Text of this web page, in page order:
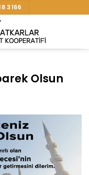
3166
Olsun